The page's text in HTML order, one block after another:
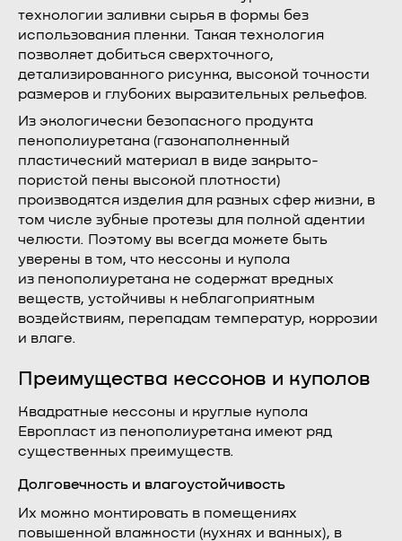
технологии заливки сырья в формы без
использования пленки. Такая технология
позволяет добиться сверхточного,
детализированного рисунка, высокой точности
размеров и глубоких выразительных рельефов.
Из экологически безопасного продукта
пенополиуретана (газонаполненный
пластический материал в виде закрыто-
пористой пены высокой плотности)
производятся изделия для разных сфер жизни, в
том числе зубные протезы для полной адентии
челюсти. Поэтому вы всегда можете быть
уверены в том, что кессоны и купола
из пенополиуретана не содержат вредных
веществ, устойчивы к неблагоприятным
воздействиям, перепадам температур, коррозии
и влаге.
Преимущества кессонов и куполов
Квадратные кессоны и круглые купола
Европласт из пенополиуретана имеют ряд
существенных преимуществ.
Долговечность и влагоустойчивость
Их можно монтировать в помещениях
повышенной влажности (кухнях и ванных), в